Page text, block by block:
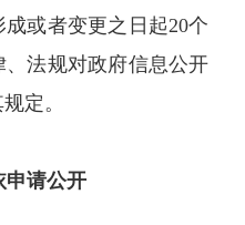
或者变更之日起20个
法规对政府信息公开
定。
请公开